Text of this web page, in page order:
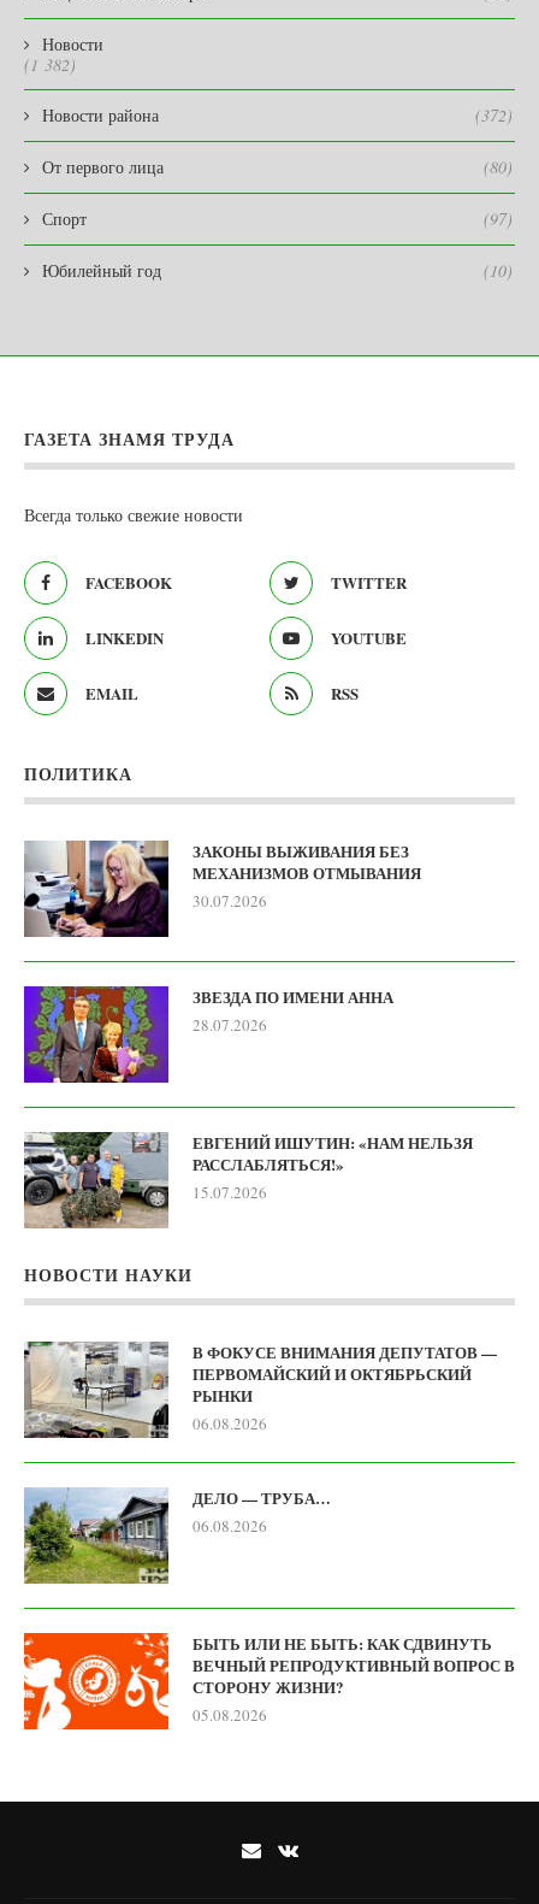
Новости
(1 382)
Новости района (372)
От первого лица (80)
Спорт (97)
Юбилейный год (10)
ГАЗЕТА ЗНАМЯ ТРУДА
Всегда только свежие новости
FACEBOOK TWITTER
LINKEDIN YOUTUBE
EMAIL RSS
ПОЛИТИКА
ЗАКОНЫ ВЫЖИВАНИЯ БЕЗ
МЕХАНИЗМОВ ОТМЫВАНИЯ
30.07.2026
ЗВЕЗДА ПО ИМЕНИ АННА
28.07.2026
ЕВГЕНИЙ ИШУТИН: «НАМ НЕЛЬЗЯ
РАССЛАБЛЯТЬСЯ!»
15.07.2026
НОВОСТИ НАУКИ
В ФОКУСЕ ВНИМАНИЯ ДЕПУТАТОВ —
ПЕРВОМАЙСКИЙ И ОКТЯБРЬСКИЙ
РЫНКИ
06.08.2026
ДЕЛО — ТРУБА…
06.08.2026
БЫТЬ ИЛИ НЕ БЫТЬ: КАК СДВИНУТЬ
ВЕЧНЫЙ РЕПРОДУКТИВНЫЙ ВОПРОС В
СТОРОНУ ЖИЗНИ?
05.08.2026